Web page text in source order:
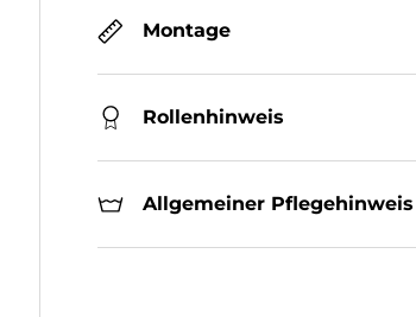
Montage
Rollenhinweis
Allgemeiner Pflegehinweis